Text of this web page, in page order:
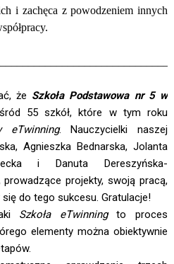
i zachęca z powodzeniem innych
że Szkoła Podstawowa nr 5 w
55 szkół, które w tym roku
eTwinning. Nauczycielki naszej
Agnieszka Bednarska, Jolanta
i Danuta Dereszyńska-
prowadzące projekty, swoją pracą,
do tego sukcesu. Gratulacje!
Szkoła eTwinningto proces
elementy można obiektywnie